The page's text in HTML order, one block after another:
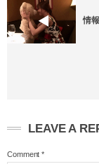
情
LEAVE A
Comment *